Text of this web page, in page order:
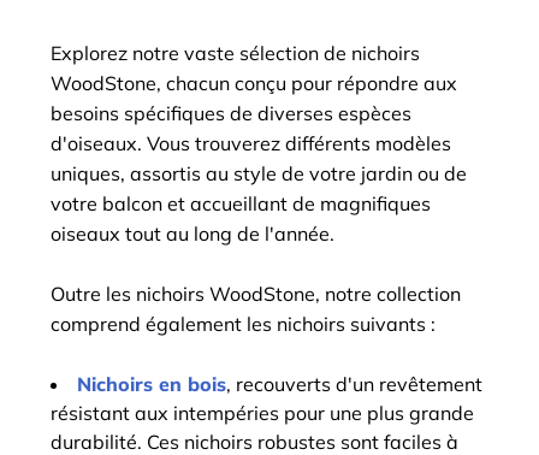
Explorez notre vaste sélection de nichoirs
WoodStone, chacun conçu pour répondre aux
besoins spécifiques de diverses espèces
d'oiseaux. Vous trouverez différents modèles
uniques, assortis au style de votre jardin ou de
votre balcon et accueillant de magnifiques
oiseaux tout au long de l'année.
Outre les nichoirs WoodStone, notre collection
comprend également les nichoirs suivants :
Nichoirs en bois, recouverts d'un revêtement
résistant aux intempéries pour une plus grande
durabilité. Ces nichoirs robustes sont faciles à